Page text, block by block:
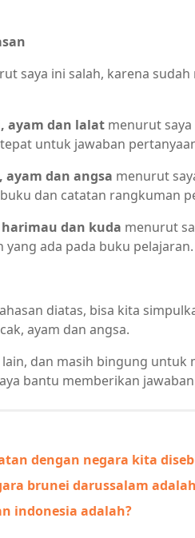
saya ini salah, karena
ayam dan lalat menurut saya
untuk jawaban
ayam dan angsa menurut
dan catatan rangkuman
dan kuda menurut
yang ada pada buku pelajaran.
diatas, bisa kita
ayam dan angsa.
dan masih bingung untuk
bantu memberikan
dengan negara kita
brunei darussalam
indonesia adalah?